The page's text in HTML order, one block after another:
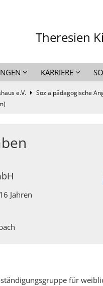
Theresien
KARRIERE
e.V. Sozialpädagogische
Jahren
für